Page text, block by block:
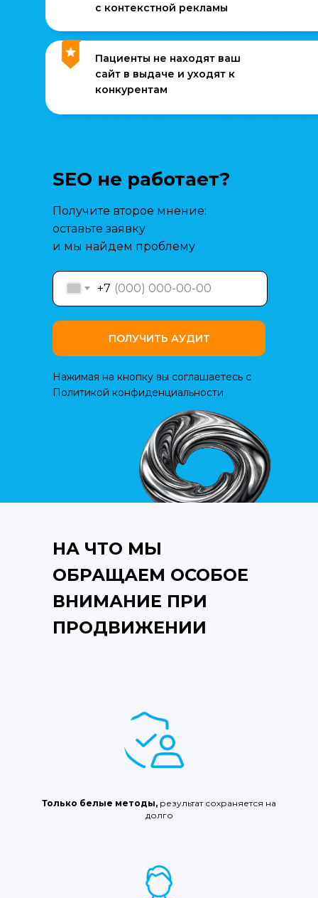
с контекстной рекламы
Пациенты не находят ваш
сайт в выдаче и уходят к
конкурентам
SEO не работает?
Получите второе мнение:
оставьте заявку
и мы найдем проблему
Нажимая на кнопку вы соглашаетесь с
Политикой конфиденциальности
+7
ПОЛУЧИТЬ АУДИТ
НА ЧТО МЫ
ОБРАЩАЕМ ОСОБОЕ
ВНИМАНИЕ ПРИ
ПРОДВИЖЕНИИ
Только белые методы, результат сохраняется на
долго